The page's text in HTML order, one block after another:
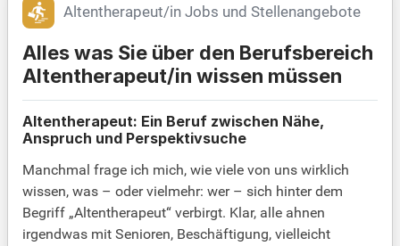
Altentherapeut/in Jobs und Stellenangebote
Alles was Sie über den Berufsbereich
Altentherapeut/in wissen müssen
Altentherapeut: Ein Beruf zwischen Nähe,
Anspruch und Perspektivsuche
Manchmal frage ich mich, wie viele von uns wirklich
wissen, was – oder vielmehr: wer – sich hinter dem
Begriff „Altentherapeut“ verbirgt. Klar, alle ahnen
irgendwas mit Senioren, Beschäftigung, vielleicht